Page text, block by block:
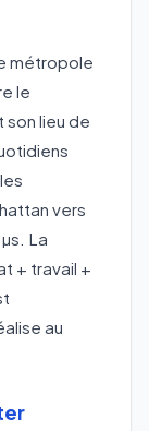
métropole
le
son lieu de
vers
La
+ travail +
au